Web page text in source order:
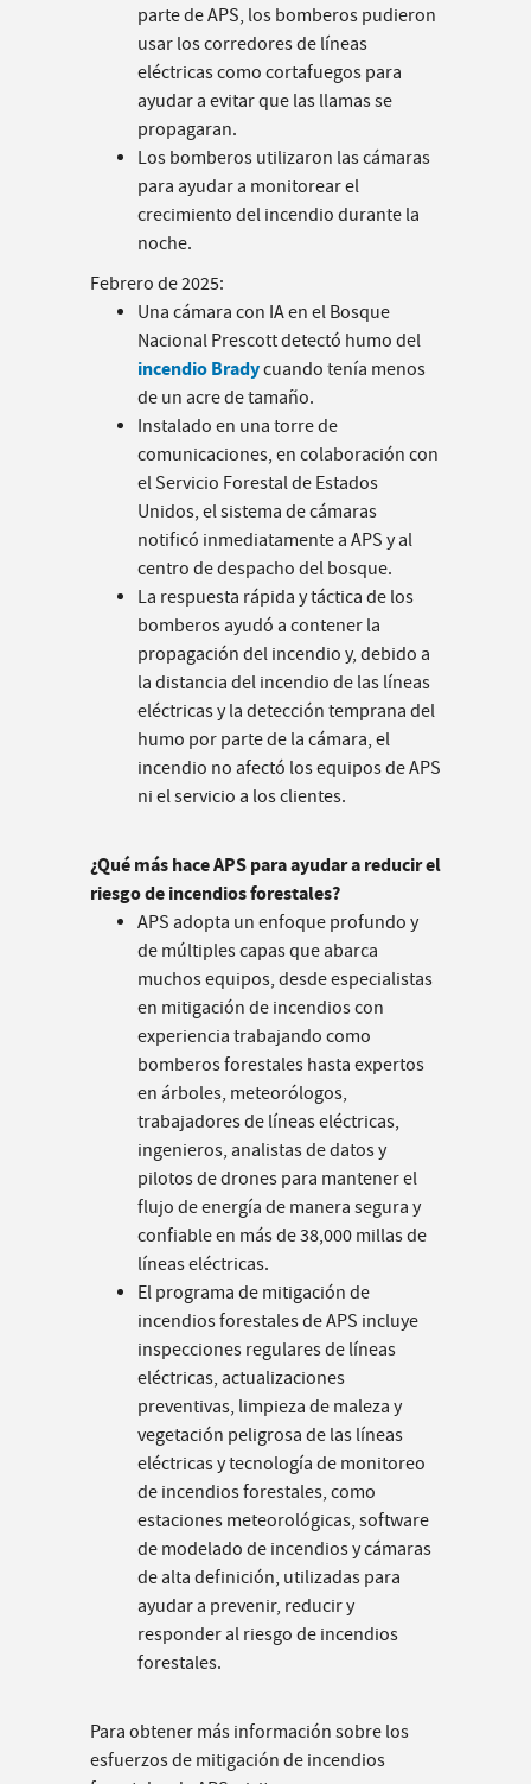
parte de APS, los bomberos pudieron
usar los corredores de líneas
eléctricas como cortafuegos para
ayudar a evitar que las llamas se
propagaran.
Los bomberos utilizaron las cámaras
para ayudar a monitorear el
crecimiento del incendio durante la
noche.
Febrero de 2025:
Una cámara con IA en el Bosque
Nacional Prescott detectó humo del
incendio Bradycuando tenía menos
de un acre de tamaño.
Instalado en una torre de
comunicaciones, en colaboración con
el Servicio Forestal de Estados
Unidos, el sistema de cámaras
notificó inmediatamente a APS y al
centro de despacho del bosque.
La respuesta rápida y táctica de los
bomberos ayudó a contener la
propagación del incendio y, debido a
la distancia del incendio de las líneas
eléctricas y la detección temprana del
humo por parte de la cámara, el
incendio no afectó los equipos de APS
ni el servicio a los clientes.
¿Qué más hace APS para ayudar a reducir el
riesgo de incendios forestales?
APS adopta un enfoque profundo y
de múltiples capas que abarca
muchos equipos, desde especialistas
en mitigación de incendios con
experiencia trabajando como
bomberos forestales hasta expertos
en árboles, meteorólogos,
trabajadores de líneas eléctricas,
ingenieros, analistas de datos y
pilotos de drones para mantener el
flujo de energía de manera segura y
confiable en más de 38,000 millas de
líneas eléctricas.
El programa de mitigación de
incendios forestales de APS incluye
inspecciones regulares de líneas
eléctricas, actualizaciones
preventivas, limpieza de maleza y
vegetación peligrosa de las líneas
eléctricas y tecnología de monitoreo
de incendios forestales, como
estaciones meteorológicas, software
de modelado de incendios y cámaras
de alta definición, utilizadas para
ayudar a prevenir, reducir y
responder al riesgo de incendios
forestales.
Para obtener más información sobre los
esfuerzos de mitigación de incendios